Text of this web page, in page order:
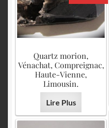
Quartz morion,
Vénachat, Compreignac,
Haute-Vienne,
Limousin.
Lire Plus